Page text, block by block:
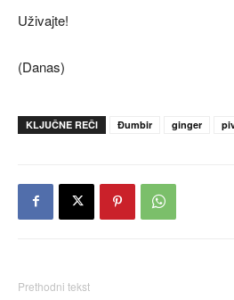
Uživajte!
(Danas)
KLJUČNE REČI Đumbir ginger
Prethodni tekst